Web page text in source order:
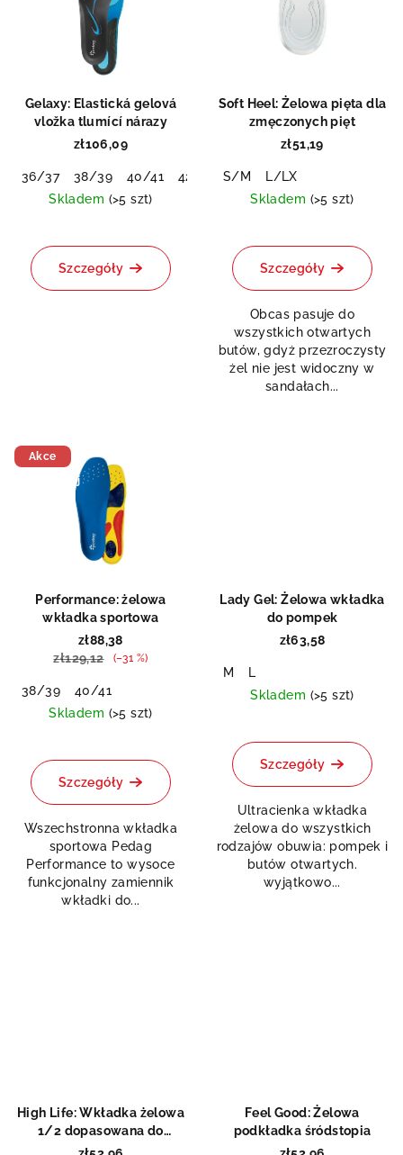
w
Gelaxy: Elastická gelová
vložka tlumící nárazy
zł106,09
36/37 38/39 40/41 42/43 44/45
46/48
Skladem (>5 szt)
ocena
produktu
Szczegóły
Soft Heel: Żelowa pięta dla
zmęczonych pięt
zł51,19
S/M
L/LX
Skladem (>5 szt)
ocena
produktu
na
5
gwiazdek.
Szczegóły
Obcas pasuje do
wszystkich otwartych
butów, gdyż przezroczysty
żel nie jest widoczny w
sandałach...
Akce
Doprodej
Performance: żelowa
wkładka sportowa
zł88,38
zł129,12
(–31 %)
38/39
40/41
Skladem (>5 szt)
Szczegóły
Wszechstronna wkładka
sportowa Pedag
Performance to wysoce
funkcjonalny zamiennik
wkładki do...
Lady Gel: Żelowa wkładka
do pompek
zł63,58
M
L
Skladem (>5 szt)
ocena
produktu
na
5
gwiazdek.
Szczegóły
Ultracienka wkładka
żelowa do wszystkich
rodzajów obuwia: pompek i
butów otwartych.
wyjątkowo...
High Life: Wkładka żelowa
1/2 dopasowana do
rozmiaru
Feel Good: Żelowa
podkładka śródstopia